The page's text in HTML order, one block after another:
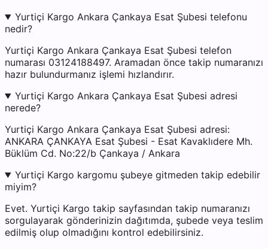
Yurtiçi Kargo Ankara Çankaya Esat Şubesi telefonu
nedir?
Yurtiçi Kargo Ankara Çankaya Esat Şubesi telefon
numarası 03124188497. Aramadan önce takip numaranızı
hazır bulundurmanız işlemi hızlandırır.
Yurtiçi Kargo Ankara Çankaya Esat Şubesi adresi
nerede?
Yurtiçi Kargo Ankara Çankaya Esat Şubesi adresi:
ANKARA ÇANKAYA Esat Şubesi - Esat Kavaklıdere Mh.
Büklüm Cd. No:22/b Çankaya / Ankara
Yurtiçi Kargo kargomu şubeye gitmeden takip edebilir
miyim?
Evet. Yurtiçi Kargo takip sayfasından takip numaranızı
sorgulayarak gönderinizin dağıtımda, şubede veya teslim
edilmiş olup olmadığını kontrol edebilirsiniz.